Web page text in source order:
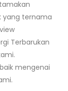
yang ternama
Terbarukan
mengenai